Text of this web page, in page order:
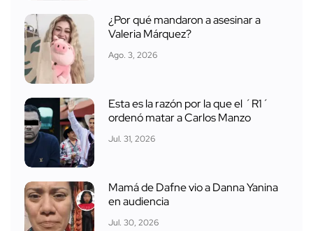
¿Por qué mandaron a asesinar a
Valeria Márquez?
Ago. 3, 2026
Esta es la razón por la que el ´R1´
ordenó matar a Carlos Manzo
Jul. 31, 2026
Mamá de Dafne vio a Danna Yanina
en audiencia
Jul. 30, 2026